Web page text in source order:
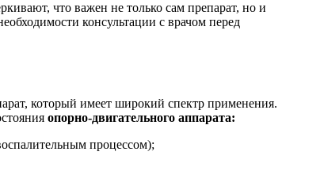
что важен не только сам препарат, но и
консультации с врачом перед
который имеет широкий спектр применения.
опорно-двигательного аппарата:
процессом);